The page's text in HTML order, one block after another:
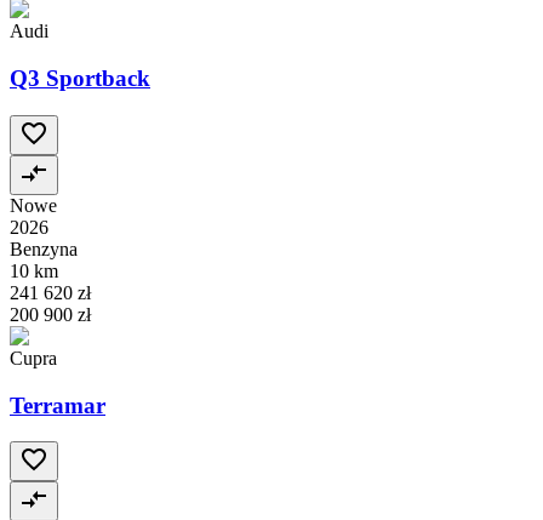
Audi
Q3 Sportback
Nowe
2026
Benzyna
10 km
241 620 zł
200 900 zł
Cupra
Terramar